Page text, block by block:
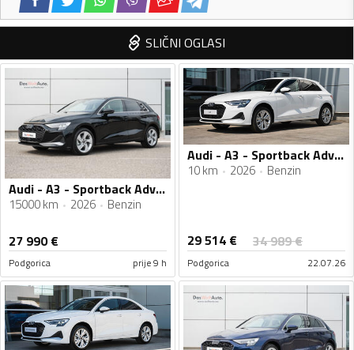
SLIČNI OGLASI
Audi - A3 - Sportback Advanced 35 TFSI S-tronic
15000 km 2026 Benzin
27 990€
Podgorica prije 9 h
Audi - A3 - Sportback Advanced 1.5 TFSI S-tronic
10 km 2026 Benzin
29 514 € 34 989€
Podgorica 22.07.26